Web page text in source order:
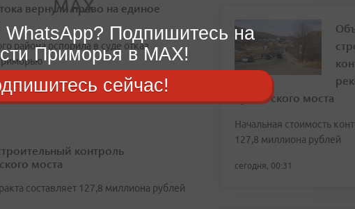
вернули право на единое
района оспорила в суде отказ
контроль
моста
составляет 127,8 миллиона рублей
Рудневского моста
Начальная стоимость
127,8 миллиона рублей
сегодня, 00:31
Подпишитесь на
Приморья в MAX!
сейчас!